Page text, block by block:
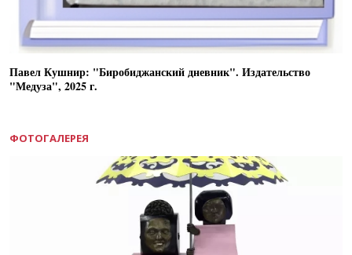
Павел Кушнир: "Биробиджанский дневник". Издательство
"Медуза", 2025 г.
ФОТОГАЛЕРЕЯ